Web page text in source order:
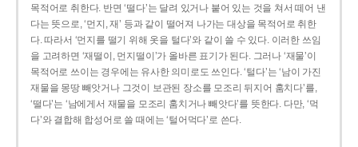
목적어로 취한다. 반면 ‘떨다’는 달려 있거나 붙어 있는 것을 쳐서 떼어 낸
다는 뜻으로, ‘먼지, 재’ 등과 같이 떨어져 나가는 대상을 목적어로 취한
다. 따라서 ‘먼지를 떨기 위해 옷을 털다’와 같이 쓸 수 있다. 이러한 쓰임
을 고려하면 ‘재떨이, 먼지떨이’가 올바른 표기가 된다. 그러나 ‘재물’이
목적어로 쓰이는 경우에는 유사한 의미로도 쓰인다. ‘털다’는 ‘남이 가진
재물을 몽땅 빼앗거나 그것이 보관된 장소를 모조리 뒤지어 훔치다’를,
‘떨다’는 ‘남에게서 재물을 모조리 훔치거나 빼앗다’를 뜻한다. 다만, ‘먹
다’와 결합해 합성어로 쓸 때에는 ‘털어먹다’로 쓴다.